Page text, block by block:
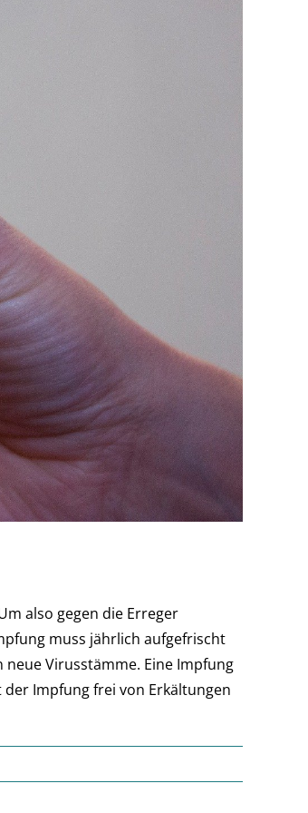
also gegen die Erreger
muss jährlich aufgefrischt
Virusstämme. Eine Impfung
Impfung frei von Erkältungen